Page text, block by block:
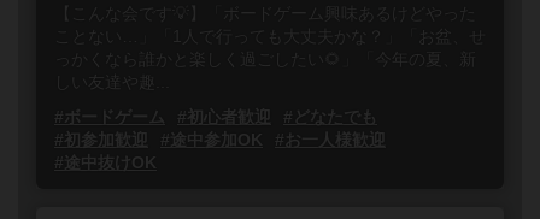
【こんな会です💡】「ボードゲーム興味あるけどやった
ことない…」「1人で行っても大丈夫かな？」「お盆、せ
っかくなら誰かと楽しく過ごしたい🌻」「今年の夏、新
しい友達や趣...
#ボードゲーム
#初心者歓迎
#どなたでも
#初参加歓迎
#途中参加OK
#お一人様歓迎
#途中抜けOK